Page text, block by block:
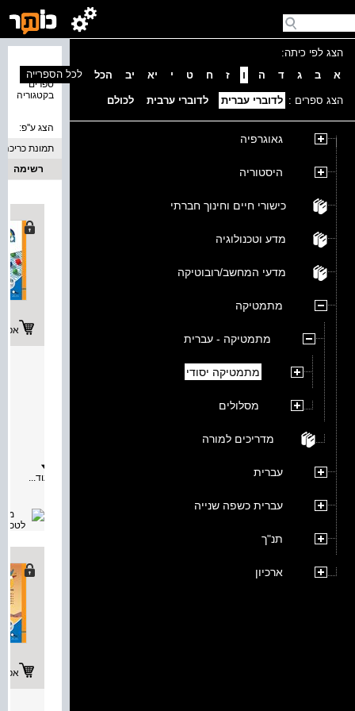
הצג לפי כיתה:
א
ב ג ד ה ו ז ח ט י יא יב הכל
הצג ספרים : לדוברי עברית לדוברי ערבית לכולם
גאוגרפיה
היסטוריה
כישורי חיים וחינוך חברתי
מדע וטכנולוגיה
מדעי המחשב/רובוטיקה
מתמטיקה
מתמטיקה - עברית
מתמטיקה יסודי
מסלולים
מדריכים למורה
עברית
עברית כשפה שנייה
תנ"ך
ארכיון
ספרים
בקטגוריה
לכל הספרייה
הצג ע''פ:
תמונת כריכה
רשימה
מעגל
ועיגול
גליל
חרוט
כדור
גופים
עוד...